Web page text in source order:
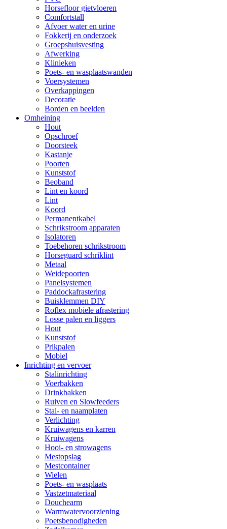
Horsefloor gietvloeren
Comfortstall
Afvoer water en urine
Fokkerij en onderzoek
Groepshuisvesting
Afwerking
Klinieken
Poets- en wasplaatswanden
Voersystemen
Overkappingen
Decoratie
Borden en beelden
Omheining
Hout
Opschroef
Doorsteek
Kastanje
Poorten
Kunststof
Beoband
Lint en koord
Lint
Koord
Permanentkabel
Schrikstroom apparaten
Isolatoren
Toebehoren schrikstroom
Horseguard schriklint
Metaal
Weidepoorten
Panelsystemen
Paddockafrastering
Buisklemmen DIY
Roflex mobiele afrastering
Losse palen en liggers
Hout
Kunststof
Prikpalen
Mobiel
Inrichting en vervoer
Stalinrichting
Voerbakken
Drinkbakken
Ruiven en Slowfeeders
Stal- en naamplaten
Verlichting
Kruiwagens en karren
Kruiwagens
Hooi- en strowagens
Mestopslag
Mestcontainer
Wielen
Poets- en wasplaats
Vastzetmateriaal
Douchearm
Warmwatervoorziening
Poetsbenodigheden